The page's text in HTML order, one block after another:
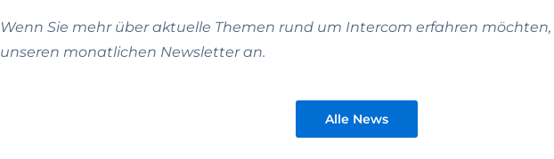
Wenn Sie mehr über aktuelle Themen rund um Intercom erfahren möchten,
unseren monatlichen Newsletter an.
Alle News